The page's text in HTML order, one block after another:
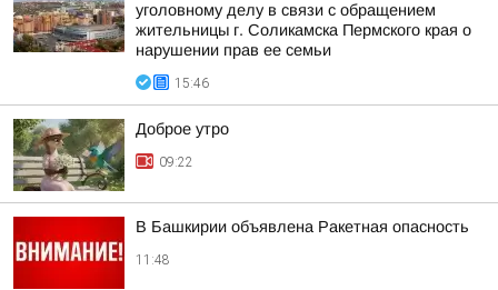
уголовному делу в связи с обращением
жительницы г. Соликамска Пермского края о
нарушении прав ее семьи
15:46
Доброе утро
09:22
В Башкирии объявлена Ракетная опасность
11:48